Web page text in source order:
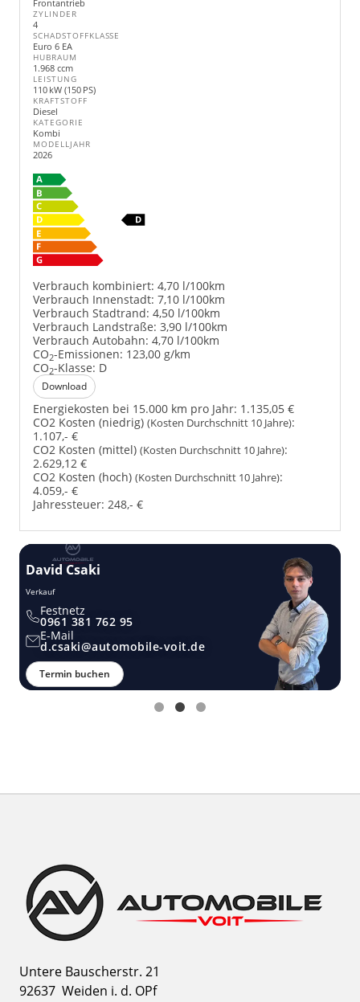
Frontantrieb
ZYLINDER
4
SCHADSTOFFKLASSE
Euro 6 EA
HUBRAUM
1.968 ccm
LEISTUNG
110 kW (150 PS)
KRAFTSTOFF
Diesel
KATEGORIE
Kombi
MODELLJAHR
2026
Verbrauch kombiniert: 4,70 l/100km
Verbrauch Innenstadt: 7,10 l/100km
Verbrauch Stadtrand: 4,50 l/100km
Verbrauch Landstraße: 3,90 l/100km
Verbrauch Autobahn: 4,70 l/100km
CO2-Emissionen: 123,00 g/km
CO2-Klasse: D
Download
Energiekosten bei 15.000 km pro Jahr: 1.135,05 €
CO2 Kosten (niedrig) (Kosten Durchschnitt 10 Jahre):
1.107,- €
CO2 Kosten (mittel) (Kosten Durchschnitt 10 Jahre):
2.629,12 €
CO2 Kosten (hoch) (Kosten Durchschnitt 10 Jahre):
4.059,- €
Jahressteuer: 248,- €
David Csaki
Verkauf
Festnetz
0961 381 762 95
E-Mail
d.csaki@automobile-voit.de
Termin buchen
Untere Bauscherstr. 21
92637 Weiden i. d. OPf